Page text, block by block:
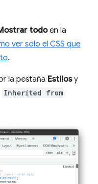
todoen la
ver solo el CSS que
.
la pestaña Estilosy
Inherited from